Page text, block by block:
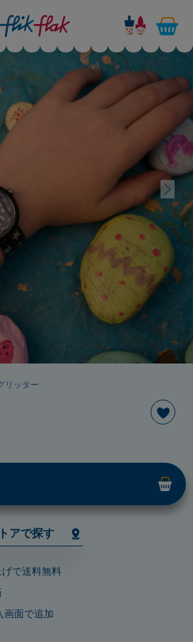
リッター
アで探す
で送料無料
画面で追加